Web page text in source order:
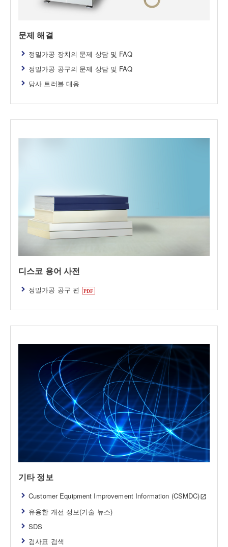
문제 해결
정밀가공 장치의 문제 상담 및 FAQ
정밀가공 공구의 문제 상담 및 FAQ
당사 트러블 대응
디스코 용어 사전
정밀가공 공구 편
기타 정보
Customer Equipment Improvement Information (CSMDC)
유용한 개선 정보(기술 뉴스)
SDS
검사표 검색